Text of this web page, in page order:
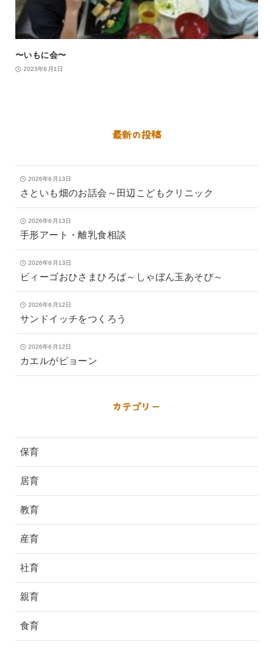
〜いもに会〜
2023年6月1日
最新の投稿
2026年6月13日
さといも畑のお話会～田辺こどもクリニック
2026年6月13日
手形アート・離乳食相談
2026年6月13日
ビィーゴおひさまひろば～しゃぼん玉あそび～
2026年6月12日
サンドイッチをつくろう
2026年6月12日
カエルがピョーン
カテゴリー
保育
居育
教育
産育
社育
親育
食育